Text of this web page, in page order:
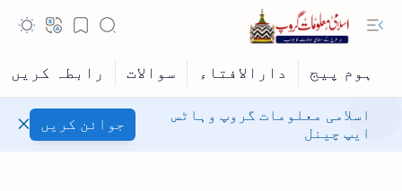
اسلامی معلومات گروپ وہاٹس
ایپ چینل
جوائن کریں